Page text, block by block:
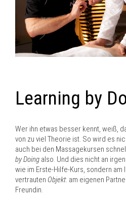
Learning by
Wer ihn etwas besser kennt, weiß,
von zu viel Theorie ist. So wird es
auch bei den Massagekursen
by Doing also. Und dies nicht an
wie im Erste-Hilfe-Kurs, sondern
vertrauten Objekt: am eigenen
Freundin.